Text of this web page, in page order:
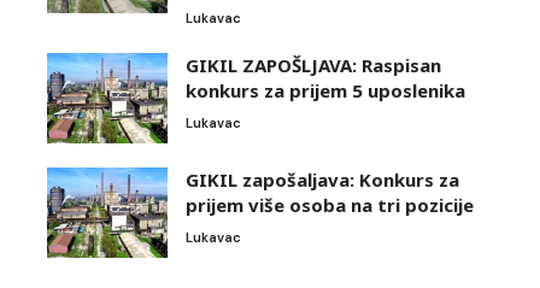
Lukavac
GIKIL ZAPOŠLJAVA: Raspisan
konkurs za prijem 5 uposlenika
Lukavac
GIKIL zapošaljava: Konkurs za
prijem više osoba na tri pozicije
Lukavac